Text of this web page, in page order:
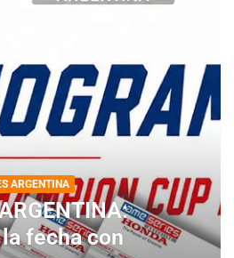
ARGENTINA
fecha con